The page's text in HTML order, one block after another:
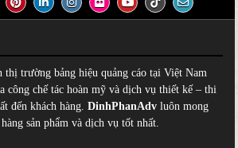
thị trường bảng hiệu quảng cáo tại Việt Nam
công chế tác hoàn mỹ và dịch vụ thiết kế – thi
đến khách hàng.DinhPhanAdv luôn mong
sản phẩm và dịch vụ tốt nhất.